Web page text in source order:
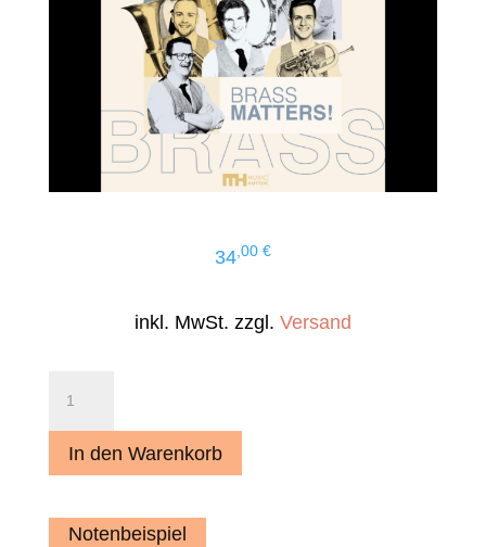
34,00 €
inkl. MwSt. zzgl. Versand
(Marsch)
In den Warenkorb
Notenbeispiel